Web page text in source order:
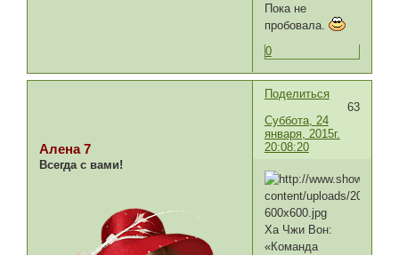
Пока не
пробовала.
0
Поделиться
63
Суббота, 24
января, 2015г.
20:08:20
Алена 7
Всегда с вами!
Ха Чжи Вон:
«Команда